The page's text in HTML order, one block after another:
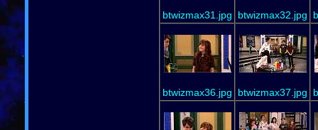
btwizmax31.jpg btwizmax32.jpg
btwizmax36.jpg btwizmax37.jpg